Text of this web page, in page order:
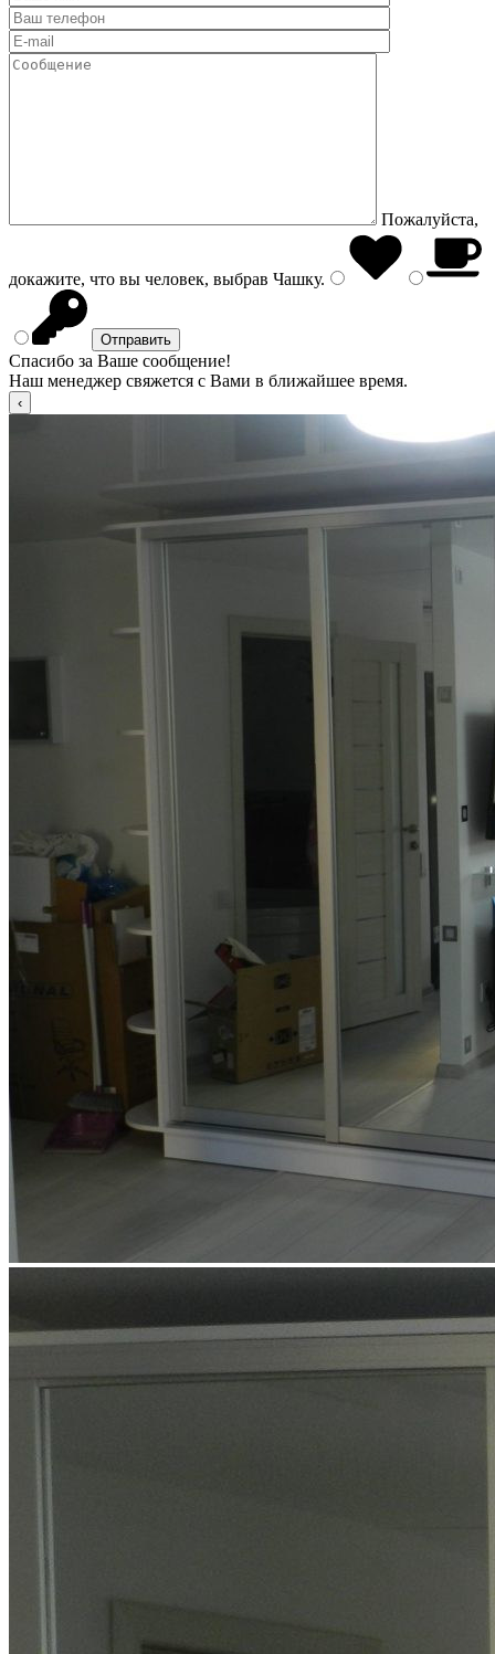
Пожалуйста,
докажите, что вы человек, выбрав Чашку.
Спасибо за Ваше сообщение!
Наш менеджер свяжется с Вами в ближайшее время.